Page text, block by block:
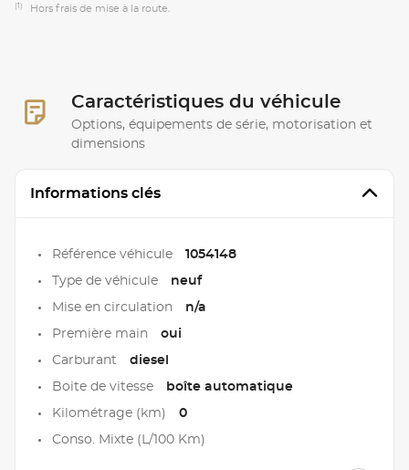
(1) Hors frais de mise à la route.
Caractéristiques du véhicule
Options, équipements de série, motorisation et
dimensions
Informations clés
Référence véhicule 1054148
Type de véhicule neuf
Mise en circulation n/a
Première main oui
Carburant diesel
Boite de vitesse boîte automatique
Kilométrage (km) 0
Conso. Mixte (L/100 Km)